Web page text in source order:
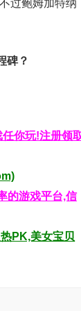
过鲍姆加特纳
碑？
你玩!注册领
的游戏平台,信
PK,美女宝贝